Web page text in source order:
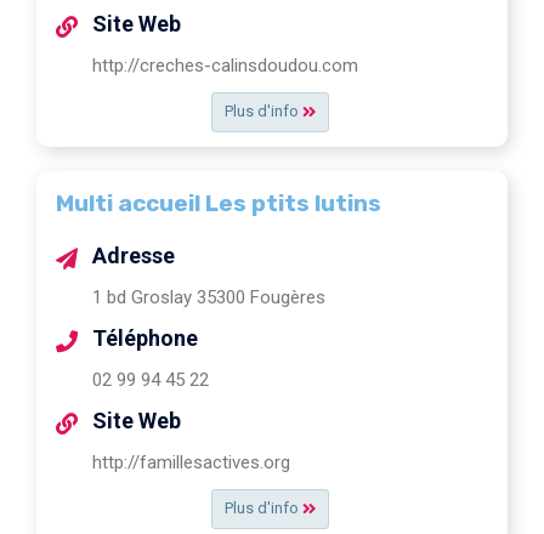
Plus d'info
Site Web
http://creches-calinsdoudou.com
Multi accueil Les ptits lutins
Plus d'info
Adresse
1 bd Groslay 35300 Fougères
Téléphone
02 99 94 45 22
Site Web
http://famillesactives.org